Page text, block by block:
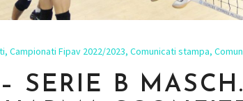
, Campionati Fipav 2022/2023, Comunicati stampa,
SERIE B